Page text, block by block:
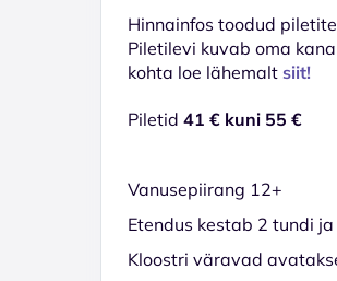
Hinnainfos toodud
Piletilevi kuvab oma
kohta loe lähemalt siit!
Piletid 41 € kuni 55 €
Vanusepiirang 12+
Etendus kestab 2 tundi
Kloostri väravad